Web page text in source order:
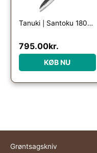
Tanuki | Santoku 180mm | Japansk kokkekniv
795.00kr.
KØB NU
Grøntsagskniv